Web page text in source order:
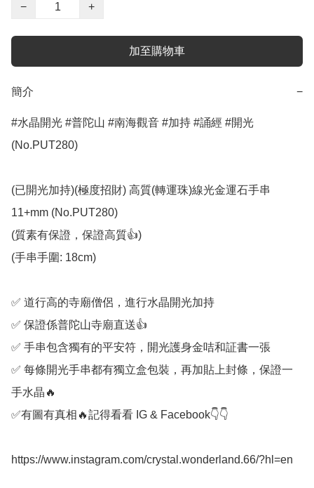
−
+
加至購物車
簡介 −
#水晶開光 #普陀山 #南海觀音 #加持 #誦經 #開光
(No.PUT280)
(已開光加持)(極度招財) 高質(轉運珠)線光金運石手串
11+mm (No.PUT280)
(質素有保證，保證高質👍)
(手串手圍: 18cm)
✅️ 道行高的寺廟僧侶，進行水晶開光加持
✅️ 保證係普陀山寺廟直送👍
✅️ 手串包含獨有的平安符，開光護身金咭和証書一張
✅️ 每條開光手串都有獨立盒包裝，再加貼上封條，保證一
手水晶🔥
✅️有圖有真相🔥記得看看 IG & Facebook👇👇
https://www.instagram.com/crystal.wonderland.66/?hl=en